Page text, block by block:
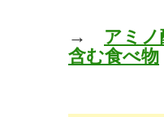
→ アミ
含む食べ物